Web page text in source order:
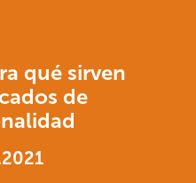
qué sirven
de